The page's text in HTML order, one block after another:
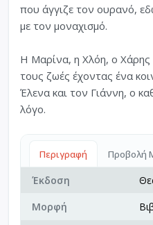
που άγγιζε τον ουρανό,
με τον μοναχισμό.
Η Μαρίνα, η Χλόη, ο Χάρης
τους ζωές έχοντας ένα
Έλενα και τον Γιάννη, ο
λόγο.
Περιγραφή Προβολή
Έκδοση
Μορφή